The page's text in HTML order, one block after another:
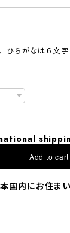
ひらがなは６文字
Add to cart
国内にお住ま